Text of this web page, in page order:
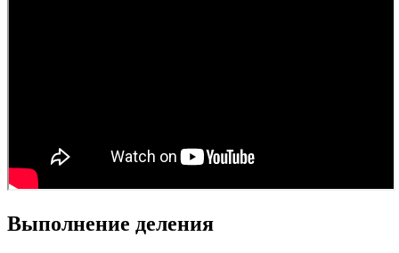
Выполнение деления